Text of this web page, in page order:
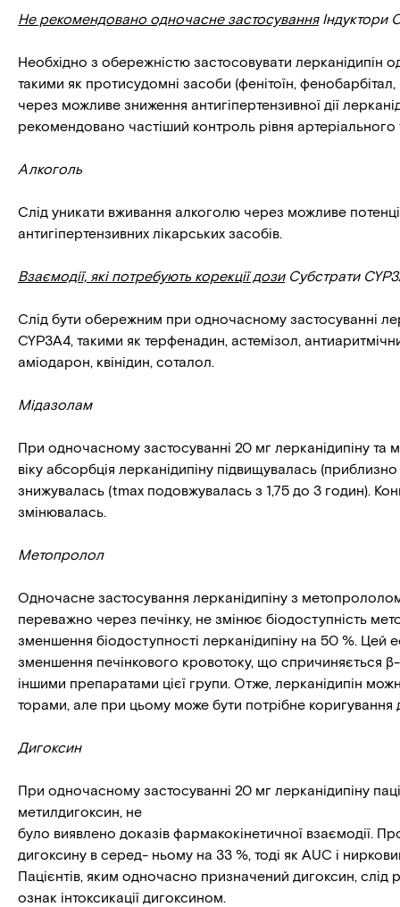
Не рекомендовано одночасне застосуванняІндуктори
Необхідно з обережністю застосовувати лерканідипін
такими як протисудомні засоби (фенітоїн,
через можливе зниження антигіпертензивної дії
рекомендовано частіший контроль рівня артеріального
Алкоголь
Слід уникати вживання алкоголю через можливе
антигіпертензивних лікарських засобів.
Взаємодії, які потребують корекції дозиСубстрати
Слід бути обережним при одночасному застосуванні
CYP3A4, такими як терфенадин, астемізол,
аміодарон, квінідин, соталол.
Мідазолам
При одночасному застосуванні 20 мг лерканідипіну та
віку абсорбція лерканідипіну підвищувалась
знижувалась (tmax подовжувалась з 1,75 до 3 годин).
змінювалась.
Метопролол
Одночасне застосування лерканідипіну з
переважно через печінку, не змінює біодоступність
зменшення біодоступності лерканідипіну на 50 %. Цей
зменшення печінкового кровотоку, що спричиняється
іншими препаратами цієї групи. Отже, лерканідипін
торами, але при цьому може бути потрібне коригування
Дигоксин
При одночасному застосуванні 20 мг лерканідипіну
метилдигоксин, не
було виявлено доказів фармакокінетичної взаємодії.
дигоксину в серед- ньому на 33 %, тоді як AUC і
Пацієнтів, яким одночасно призначений дигоксин,
ознак інтоксикації дигоксином.